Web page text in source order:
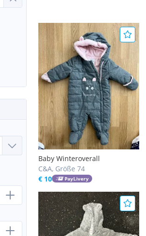
Baby Winteroverall
C&A, Größe 74
€ 10
PayLivery